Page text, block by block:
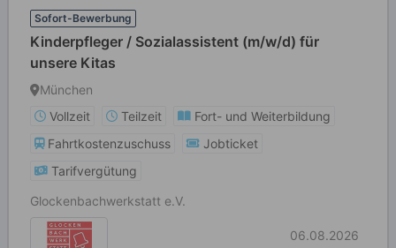
Sofort-Bewerbung
Kinderpfleger / Sozialassistent (m/w/d) für
unsere Kitas
München
Vollzeit
Teilzeit
Fort- und Weiterbildung
Fahrtkostenzuschuss
Jobticket
Tarifvergütung
Glockenbachwerkstatt e.V.
06.08.2026